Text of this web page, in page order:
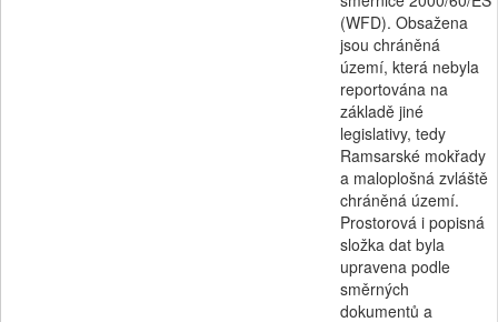
(WFD). Obsažena
jsou chráněná
území, která nebyla
reportována na
základě jiné
legislativy, tedy
Ramsarské mokřady
a maloplošná zvláště
chráněná území.
Prostorová i popisná
složka dat byla
upravena podle
směrných
dokumentů a